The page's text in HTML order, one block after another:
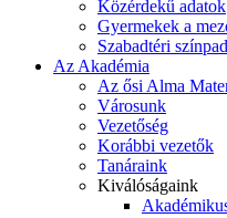
Közérdekű adatok
Gyermekek a
Szabadtéri színpad
Az Akadémia
Az ősi Alma
Városunk
Vezetőség
Korábbi vezetők
Tanáraink
Kiválóságaink